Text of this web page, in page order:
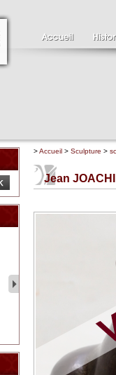
>Accueil > Sculpture >
Jean